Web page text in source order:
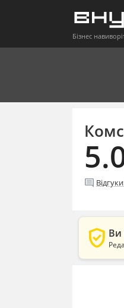
Бізнес
comment
verified_user Ви